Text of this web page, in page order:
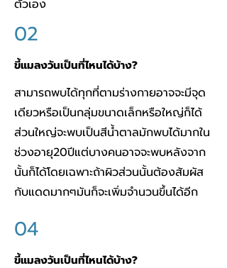
ตัวเอง
02
ขี้แมลงวันเป็นที่ไหนได้บ้าง?
สามารถพบได้ทุกที่ตามร่างกายอาจจะมีจุด
เดียวหรือเป็นกลุ่มขนาดเล็กหรือใหญ่ก็ได้
ส่วนใหญ่จะพบเป็นสีน้ำตาลมักพบได้มากใน
ช่วงอายุ20ปีแต่บางคนอาจจะพบหลังจาก
นั้นก็ได้โดยเฉพาะถ้าผิวส่วนนั้นต้องสัมผัส
กับแดดมากๆมันก็จะเพิ่มจำนวนขึ้นได้อีก
04
ขี้แมลงวันเป็นที่ไหนได้บ้าง?